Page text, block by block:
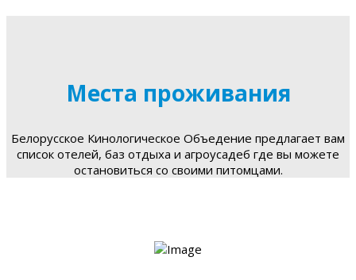
Места проживания
Белорусское Кинологическое Объедение предлагает вам
список отелей, баз отдыха и агроусадеб где вы можете
остановиться со своими питомцами.